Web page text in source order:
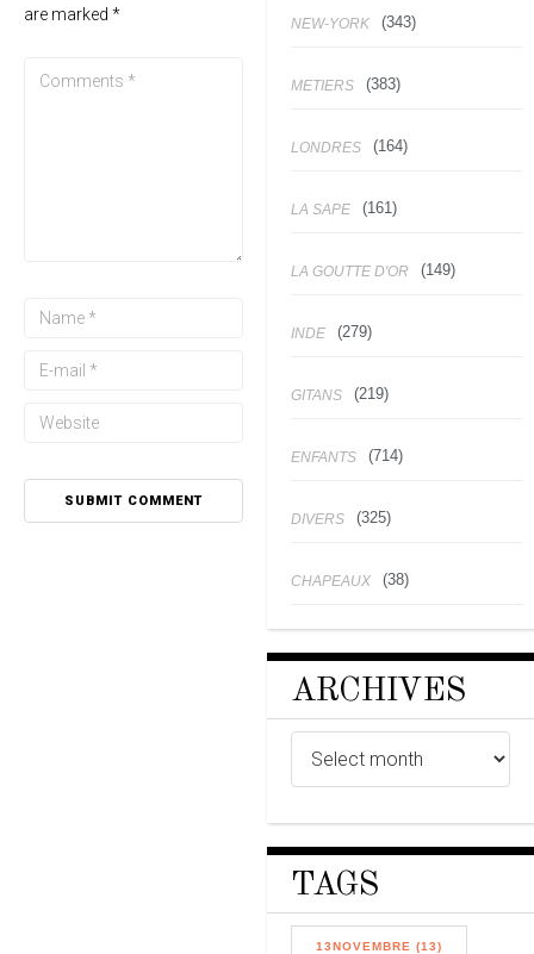
are marked * NEW-YORK (343)
METIERS (383)
LONDRES (164)
LA SAPE (161)
LA GOUTTE D'OR (149)
INDE (279)
GITANS (219)
ENFANTS (714)
DIVERS (325)
CHAPEAUX (38)
ARCHIVES
TAGS
13NOVEMBRE (13)